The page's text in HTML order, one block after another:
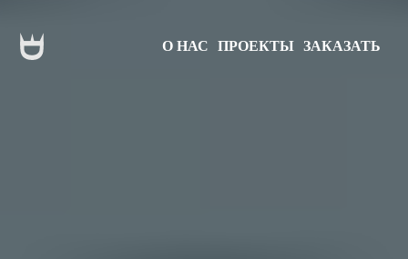
О НАС ПРОЕКТЫ ЗАКАЗАТЬ